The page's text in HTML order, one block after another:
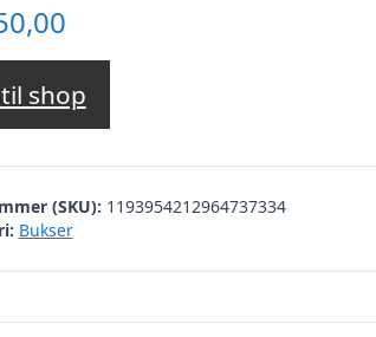
shop
(SKU): 1193954212964737334
Bukser